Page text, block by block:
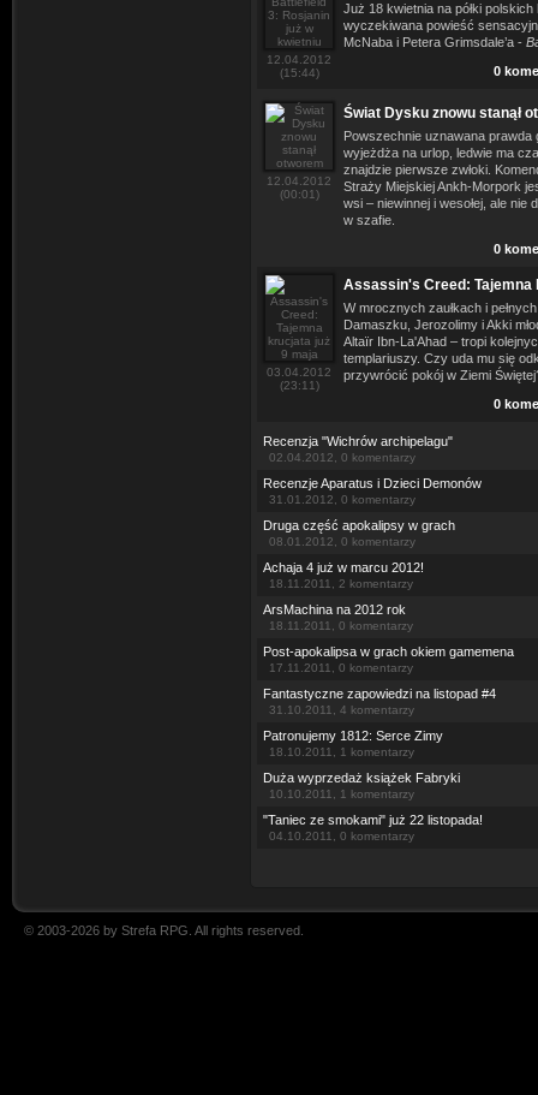
12.04.2012
(15:44)
Już 18 kwietnia na półki
wyczekiwana powieść
McNaba i Petera Grimsdale’a -
0
12.04.2012
(00:01)
Świat Dysku znowu stanął
Powszechnie uznawana prawda
wyjeżdża na urlop, ledwie ma
znajdzie pierwsze zwłoki.
Straży Miejskiej Ankh-Morpork
wsi – niewinnej i wesołej, ale nie
w szafie.
0
03.04.2012
(23:11)
Assassin's Creed: Tajemna
W mrocznych zaułkach i
Damaszku, Jerozolimy i Akki
Altaïr Ibn-La'Ahad – tropi
templariuszy. Czy uda mu się
przywrócić pokój w Ziemi
0
Recenzja "Wichrów archipelagu"
02.04.2012, 0 komentarzy
Recenzje Aparatus i Dzieci Demonów
31.01.2012, 0 komentarzy
Druga część apokalipsy w grach
08.01.2012, 0 komentarzy
Achaja 4 już w marcu 2012!
18.11.2011, 2 komentarzy
ArsMachina na 2012 rok
18.11.2011, 0 komentarzy
Post-apokalipsa w grach okiem gamemena
17.11.2011, 0 komentarzy
Fantastyczne zapowiedzi na listopad #4
31.10.2011, 4 komentarzy
Patronujemy 1812: Serce Zimy
18.10.2011, 1 komentarzy
Duża wyprzedaż książek Fabryki
10.10.2011, 1 komentarzy
"Taniec ze smokami" już 22 listopada!
04.10.2011, 0 komentarzy
© 2003-2026 by Strefa RPG. All rights reserved.